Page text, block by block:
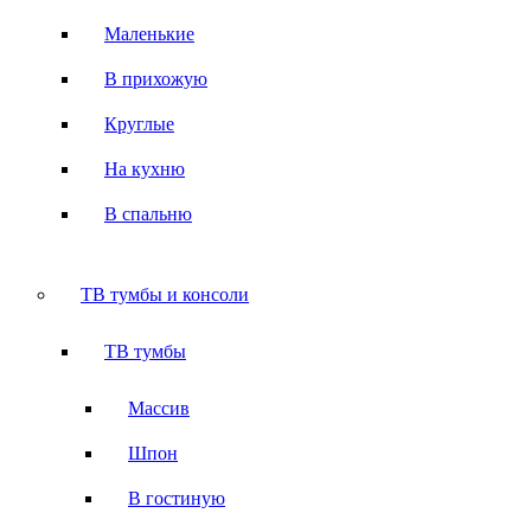
Маленькие
В прихожую
Круглые
На кухню
В спальню
ТВ тумбы и консоли
ТВ тумбы
Массив
Шпон
В гостиную